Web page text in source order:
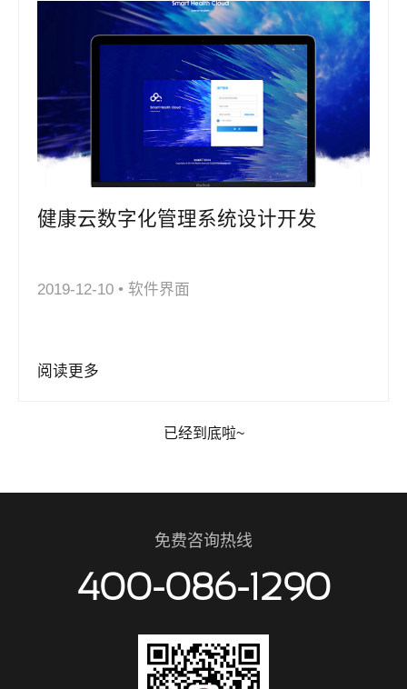
健康云数字化管理系统设计开发
2019-12-10 • 软件界面
阅读更多
已经到底啦~
免费咨询热线
400-086-1290